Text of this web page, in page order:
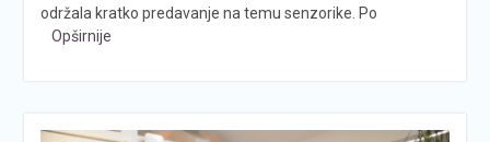
održala kratko predavanje na temu senzorike. Po
Opširnije